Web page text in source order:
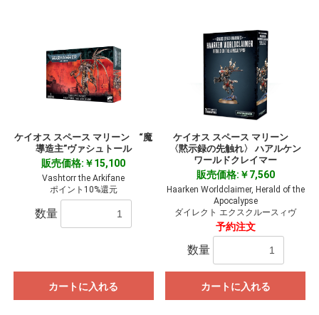
ケイオス スペース マリーン “魔
導造主”ヴァシュトール
販売価格:￥15,100
Vashtorr the Arkifane
ポイント10%還元
数量
カートに入れる
ケイオス スペース マリーン
〈黙示録の先触れ〉 ハアルケン
ワールドクレイマー
販売価格:￥7,560
Haarken Worldclaimer, Herald of the
Apocalypse
ダイレクト エクスクルースィヴ
予約注文
数量
カートに入れる